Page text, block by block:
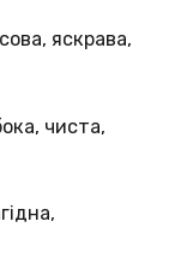
яскрава,
чиста,